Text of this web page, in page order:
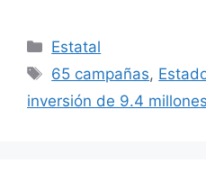
Categorías
Estatal
Etiquetas
65 campañas,
inversión de 9.4